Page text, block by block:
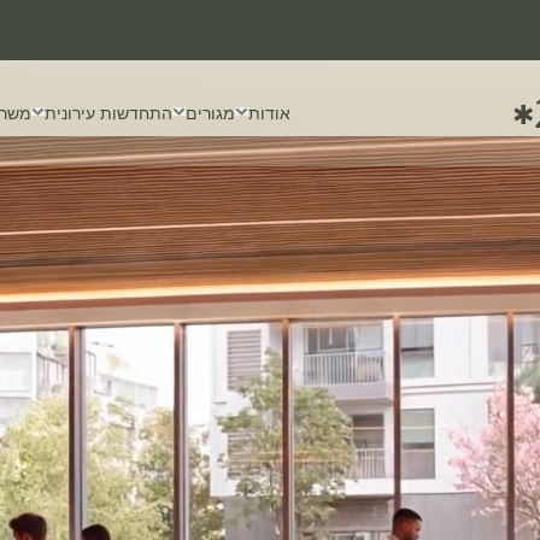
✱ אודות מגורים התחדשות עירונית